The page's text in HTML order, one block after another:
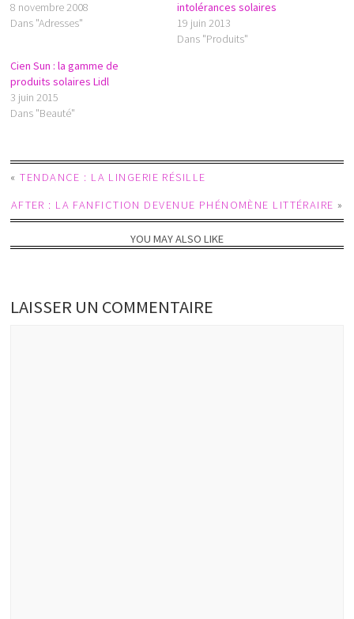
8 novembre 2008
Dans "Adresses"
intolérances solaires
19 juin 2013
Dans "Produits"
Cien Sun : la gamme de
produits solaires Lidl
3 juin 2015
Dans "Beauté"
«TENDANCE : LA LINGERIE RÉSILLE
AFTER : LA FANFICTION DEVENUE PHÉNOMÈNE LITTÉRAIRE »
YOU MAY ALSO LIKE
LAISSER UN COMMENTAIRE